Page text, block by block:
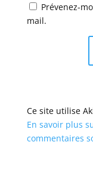
Prévenez-
mail.
Ce site utilise
En savoir plus
commentaires